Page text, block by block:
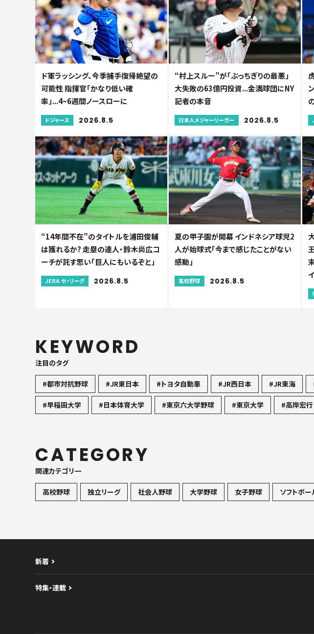
ド軍ラッシング、今季捕手復帰絶望の
可能性 指揮官「かなり低い確
率」...4~6週間ノースローに
ドジャース 2026.8.5
“村上スルー”が「ぶっちぎりの最悪」
大失敗の63億円投資...金満球団にNY
記者の本音
日本人メジャーリーガー 2026.8.5
“14年間不在”のタイトルを浦田俊輔
は獲れるか? 走塁の達人・鈴木尚広コ
ーチが託す思い「巨人にもいるぞと」
JERA セ・リーグ 2026.8.5
夏の甲子園が開幕 インドネシア球児2
人が始球式「今まで感じたことがない
感動」
高校野球 2026.8.5
KEYWORD
注目のタグ
#都市対抗野球 #JR東日本 #トヨタ自動車 #JR西日本 #JR東海
#早稲田大学 #日本体育大学 #東京六大学野球 #東京大学 #高岸宏行
CATEGORY
関連カテゴリ一
高校野球 独立リーグ 社会人野球 大学野球 女子野球 ソフトボー
新着
特集・連載